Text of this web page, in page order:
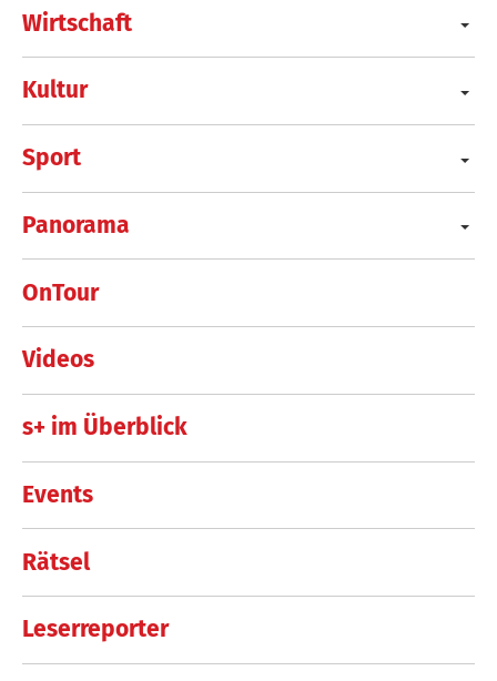
Wirtschaft
Kultur
Sport
Panorama
OnTour
Videos
s+ im Überblick
Events
Rätsel
Leserreporter